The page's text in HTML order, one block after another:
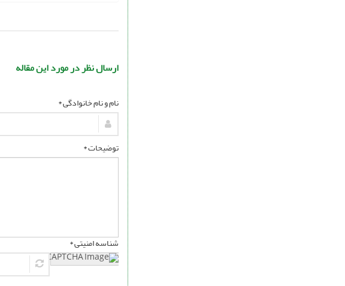
ارسال نظر در مورد این مقاله
نام و نام خانوادگی *
توضیحات *
شناسه امنیتی *